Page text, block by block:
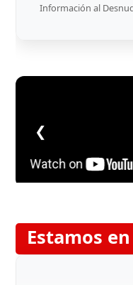
Información al
❮
Estamos